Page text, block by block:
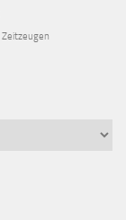
Zeitzeugen